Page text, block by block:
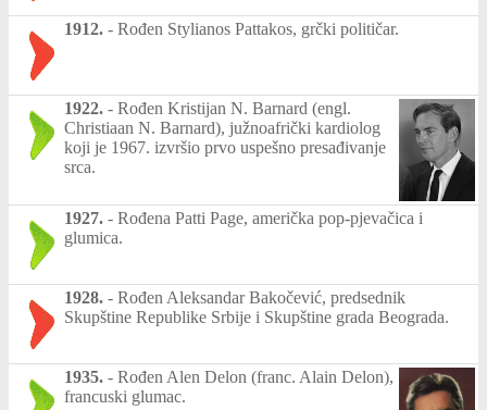
1912. - Rođen Stylianos Pattakos, grčki političar.
1922. - Rođen Kristijan N. Barnard (engl.
Christiaan N. Barnard), južnoafrički kardiolog
koji je 1967. izvršio prvo uspešno presađivanje
srca.
1927. - Rođena Patti Page, američka pop-pjevačica i
glumica.
1928. - Rođen Aleksandar Bakočević, predsednik
Skupštine Republike Srbije i Skupštine grada Beograda.
1935. - Rođen Alen Delon (franc. Alain Delon),
francuski glumac.